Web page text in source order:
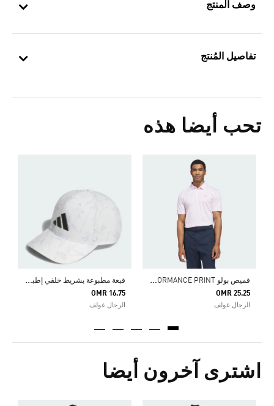
وصف المنتج
تفاصيل المُنتج
تحب أيضا هذه
ق
ميص بولو PERFORMANCE PRINT
OMR 25.25
الرجال غولف
ق
بعة مطبوعة بشريط خلفي إطباقي TOUR PRINT SNAPBACK
OMR 16.75
الرجال غولف
اشترى آخرون أيضا